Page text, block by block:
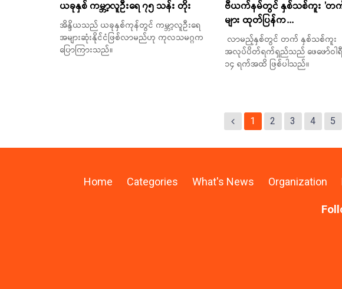
ယခုနှစ် ကမ္ဘာ့လူဦးရေ ၇၅ သန်း တိုး
အိန္ဒိယသည် ယခုနှစ်ကုန်တွင် ကမ္ဘာ့လူဦးရေ
အများဆုံးနိုင်ငံဖြစ်လာမည်ဟု ကုလသမဂ္ဂက
ပြောကြားသည်။
ဗီယက်နမ်တွင် နှစ်သစ်ကူး 'တ
များ ထုတ်ပြန်က...
လာမည့်နှစ်တွင် တက် နှစ်သစ်ကူး
အလုပ်ပိတ်ရက်ရှည်သည် ဖေဖော်ဝါ
၁၄ ရက်အထိ ဖြစ်ပါသည်။
1 2 3 4 5
Home Categories What's News Organization